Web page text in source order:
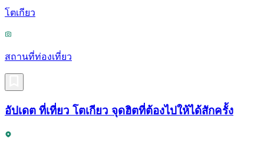
โตเกียว
สถานที่ท่องเที่ยว
อัปเดต ที่เที่ยว โตเกียว จุดฮิตที่ต้องไปให้ได้สักครั้ง